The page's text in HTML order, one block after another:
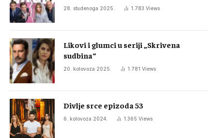
28. studenoga 2025. 1.783 Views
Likovi i glumci u seriji „Skrivena
sudbina“
20. kolovoza 2025. 1.781 Views
Divlje srce epizoda 53
6. kolovoza 2024. 1.365 Views